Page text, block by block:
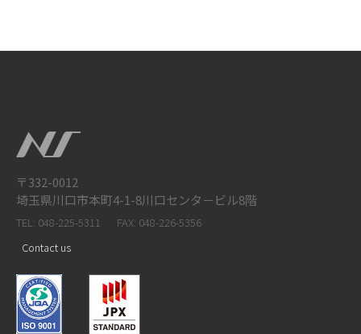
〒332-0012
埼玉県川口市本町4-1-8川口センタ－ビル8階
TEL: 048-225-5311
FAX: 048-226-5356
Contact us